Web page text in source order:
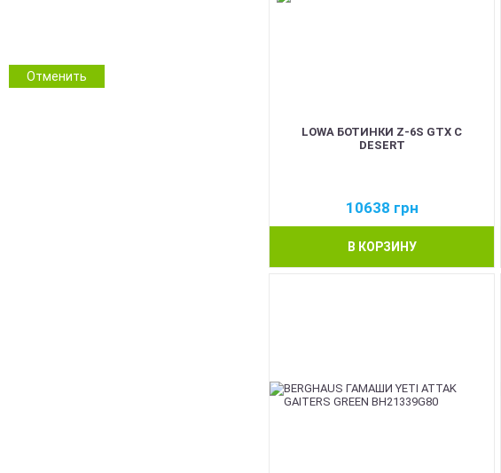
Зимовий камуфляж
Камуфляж
Отменить
LOWA БОТИНКИ Z-6S GTX C
DESERT
10638 грн
В КОРЗИНУ